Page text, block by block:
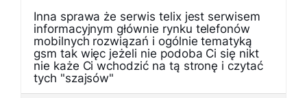
Inna sprawa że serwis telix jest serwisem
informacyjnym głównie rynku telefonów
mobilnych rozwiązań i ogólnie tematyką
gsm tak więc jeżeli nie podoba Ci się nikt
nie każe Ci wchodzić na tą stronę i czytać
tych "szajsów"